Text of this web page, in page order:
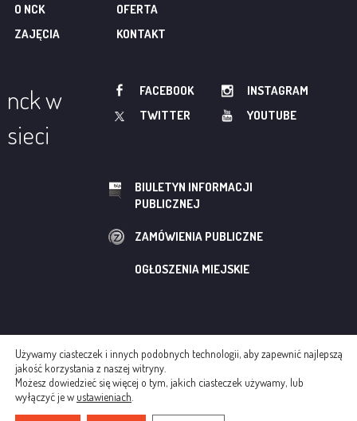
O NCK
OFERTA
ZAJĘCIA
KONTAKT
nck w
sieci
FACEBOOK
INSTAGRAM
TWITTER
YOUTUBE
BIULETYN INFORMACJI
PUBLICZNEJ
ZAMÓWIENIA PUBLICZNE
OGŁOSZENIA MIEJSKIE
© NOWOHUCKIE CENTRUM KULTURY
REGULAMINY
Używamy ciasteczek i innych podobnych technologii, aby zapewnić najlepszą
jakość korzystania z naszej witryny.
Możesz dowiedzieć się więcej o tym, jakich ciasteczek używamy, lub
wyłączyć je w ustawieniach